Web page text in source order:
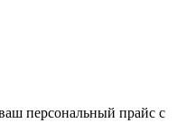
персональный прайс с